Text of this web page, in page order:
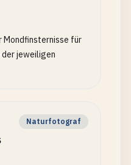
für
jeweiligen
Naturfotograf